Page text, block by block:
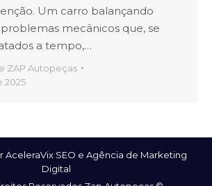
Um carro balançando
mecânicos que, se
a tempo,…
ZAP Autopeças
2025
AceleraVix SEO e Agência de Marketing
Digital